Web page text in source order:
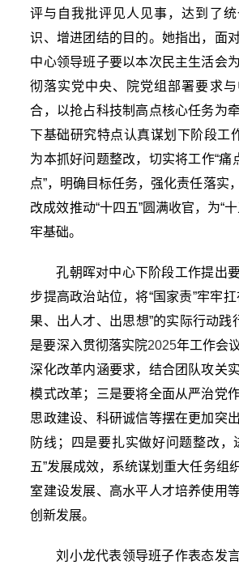
评与自我批评见人见事，达到了
识、增进团结的目的。她指出，面
中心领导班子要以本次民主生活会
彻落实党中央、院党组部署要求
合，以抢占科技制高点核心任务为
下基础研究特点认真谋划下阶段工
为本抓好问题整改，切实将工作“痛
点”，明确目标任务，强化责任落实
改成效推动“十四五”圆满收官，为“
牢基础。
孔朝晖对中心下阶段工作提出
步提高政治站位，将“国家责”牢牢
果、出人才、出思想”的实际行动践
是要深入贯彻落实院2025年工作会
深化改革内涵要求，结合团队攻关
模式改革；三是要将全面从严治党
思政建设、科研诚信等摆在更加突
防线；四是要扎实做好问题整改，
五”发展成效，系统谋划重大任务组
室建设发展、高水平人才培养使用
创新发展。
刘小龙代表领导班子作表态发